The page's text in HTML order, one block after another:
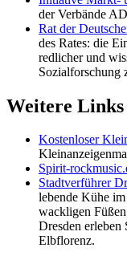
der Verbände
Rat der
des Rates: die
redlicher und
Sozialforschung
Weitere
Kostenloser
Spirit-
Stadtverführer
lebende Kühe
wackligen
Dresden erleben
Elbflorenz.